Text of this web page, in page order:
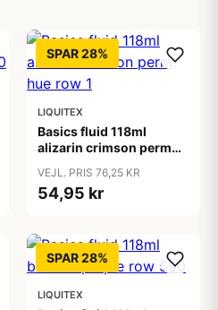
SPAR 28%
LIQUITEX
Basics fluid 118ml
alizarin crimson perm
VEJL. PRIS 76,25 KR
54,95 kr
SPAR 28%
LIQUITEX